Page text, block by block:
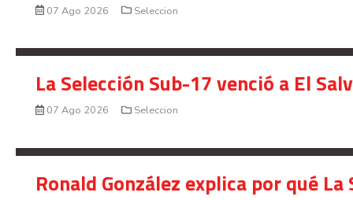
07 Ago 2026 Seleccion
La Selección Sub-17 venció a El
07 Ago 2026 Seleccion
Ronald González explica por qué